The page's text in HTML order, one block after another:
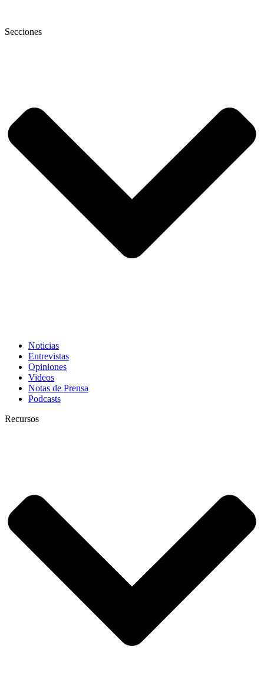
Secciones
Noticias
Entrevistas
Opiniones
Videos
Notas de Prensa
Podcasts
Recursos